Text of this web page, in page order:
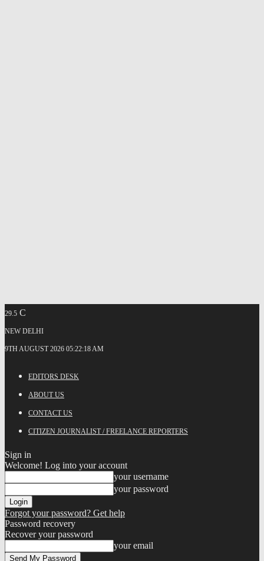
29.5 C
NEW DELHI
9TH AUGUST 2026 05:22:18 AM
EDITORS DESK
ABOUT US
CONTACT US
CITIZEN JOURNALIST / FREELANCE REPORTERS
Sign in
Welcome! Log into your account
your username
your password
Forgot your password? Get help
Password recovery
Recover your password
your email